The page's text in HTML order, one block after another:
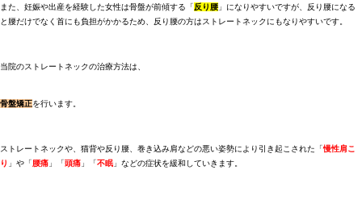
また、妊娠や出産を経験した女性は骨盤が前傾する「反り腰 」になりやすいですが、反り腰になる
と腰だけでなく首にも負担がかかるため、反り腰の方はストレートネックにもなりやすいです。
当院のストレートネックの治療方法は、
骨盤矯正を行います。
ストレートネックや、猫背や反り腰、巻き込み肩などの悪い姿勢により引き起こされた「慢性肩こ
り 」や「腰痛 」「頭痛 」「不眠 」などの症状を緩和していきます。